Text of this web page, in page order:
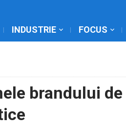
INDUSTRIE FOCUS
brandului de